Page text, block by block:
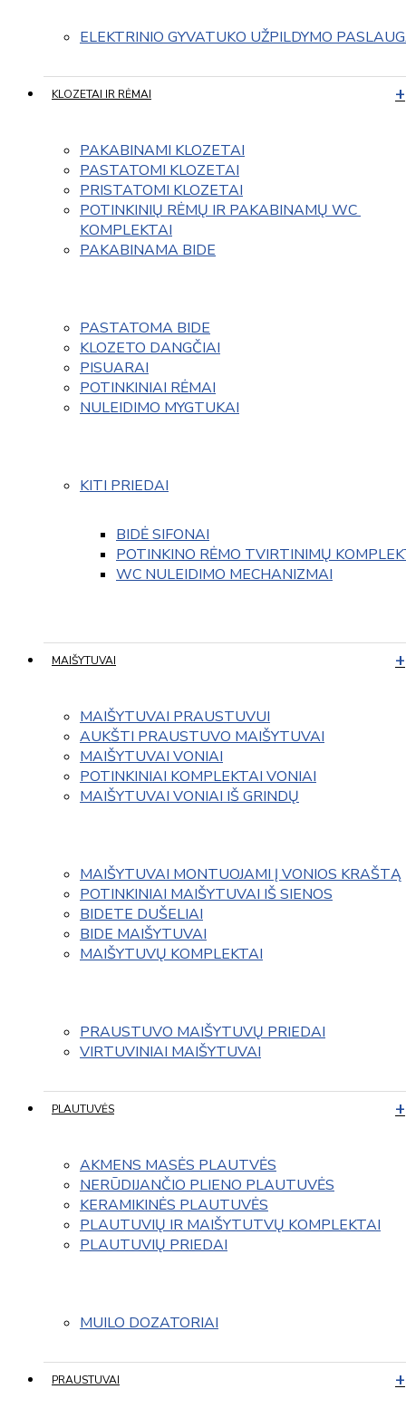
ELEKTRINIO GYVATUKO UŽPILDYMO
KLOZETAI IR RĖMAI
PAKABINAMI KLOZETAI
PASTATOMI KLOZETAI
PRISTATOMI KLOZETAI
POTINKINIŲ RĖMŲ IR PAKABINAMŲ WC
KOMPLEKTAI
PAKABINAMA BIDE
PASTATOMA BIDE
KLOZETO DANGČIAI
PISUARAI
POTINKINIAI RĖMAI
NULEIDIMO MYGTUKAI
KITI PRIEDAI
BIDĖ SIFONAI
POTINKINO RĖMO TVIRTINIMŲ
WC NULEIDIMO MECHANIZMAI
MAIŠYTUVAI
MAIŠYTUVAI PRAUSTUVUI
AUKŠTI PRAUSTUVO MAIŠYTUVAI
MAIŠYTUVAI VONIAI
POTINKINIAI KOMPLEKTAI VONIAI
MAIŠYTUVAI VONIAI IŠ GRINDŲ
MAIŠYTUVAI MONTUOJAMI Į VONIOS KRAŠTĄ
POTINKINIAI MAIŠYTUVAI IŠ SIENOS
BIDETE DUŠELIAI
BIDE MAIŠYTUVAI
MAIŠYTUVŲ KOMPLEKTAI
PRAUSTUVO MAIŠYTUVŲ PRIEDAI
VIRTUVINIAI MAIŠYTUVAI
PLAUTUVĖS
AKMENS MASĖS PLAUTVĖS
NERŪDIJANČIO PLIENO PLAUTUVĖS
KERAMIKINĖS PLAUTUVĖS
PLAUTUVIŲ IR MAIŠYTUTVŲ KOMPLEKTAI
PLAUTUVIŲ PRIEDAI
MUILO DOZATORIAI
PRAUSTUVAI